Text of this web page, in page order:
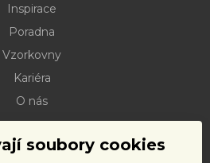
soubory cookies
Inspirace
Poradna
Vzorkovny
Kariéra
O nás
ke stažení